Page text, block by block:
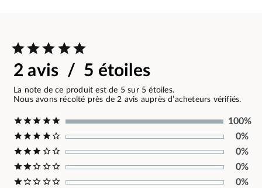
2 avis / 5 étoiles
La note de ce produit est de 5 sur 5 étoiles.
Nous avons récolté près de 2 avis auprès d’acheteurs vérifiés.
100%
0%
0%
0%
0%